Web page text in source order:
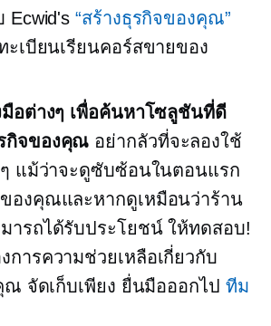
Ecwid's“สร้างธุรกิจของคุณ”
ะเบียนเรียนคอร์สขายของ
อต่างๆ เพื่อค้นหาโซลูชันที่ดี
กิจของคุณ อย่ากลัวที่จะลองใช้
ๆ แม้ว่าจะดูซับซ้อนในตอนแรก
องคุณและหากดูเหมือนว่าร้าน
ารถได้รับประโยชน์ ให้ทดสอบ!
ารความช่วยเหลือเกี่ยวกับ
ณ จัดเก็บเพียง ยื่นมือออกไป ทีม